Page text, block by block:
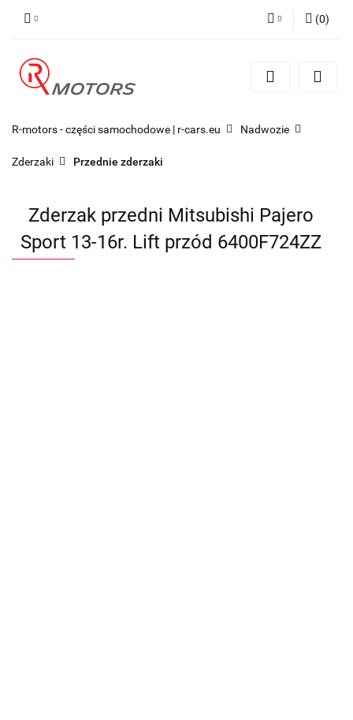
Zarejestruj się
(0)
R-motors - części samochodowe | r-cars.eu Nadwozie
Zderzaki Przednie zderzaki
Zderzak przedni Mitsubishi Pajero
Sport 13-16r. Lift przód 6400F724ZZ